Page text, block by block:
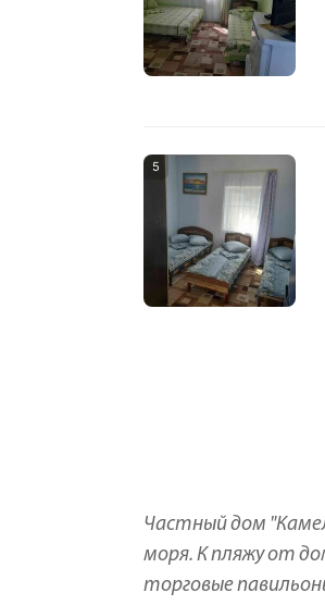
5
Частный дом
моря. К пляжу от
торговые